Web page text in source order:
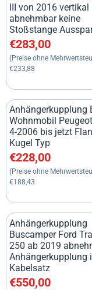
III von 2016 vertikal
abnehmbar keine
Stoßstange
Preis: 283,00, ohne
€283,00
(Preise ohne
€233,88
Anhängerkupplung
Wohnmobil
4-2006 bis jetzt
Kugel Typ
Preis: 228,00, ohne
€228,00
(Preise ohne
€188,43
Anhängerkupplung
Buscamper Ford
250 ab 2019
Anhängerkupplung
Kabelsatz
Preis: 550,00, ohne
€550,00